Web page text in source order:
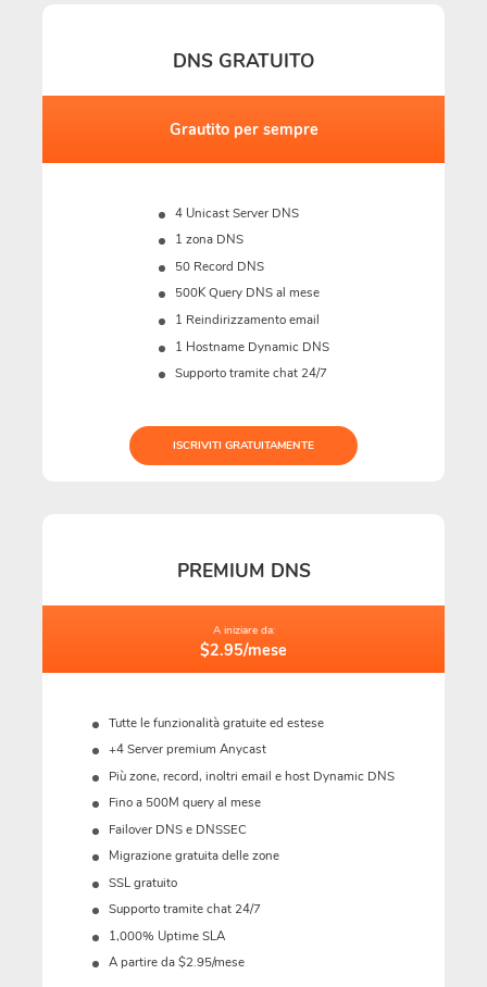
DNS GRATUITO
Grautito per sempre
4 Unicast Server DNS
1 zona DNS
50 Record DNS
500K Query DNS al mese
1 Reindirizzamento email
1 Hostname Dynamic DNS
Supporto tramite chat 24/7
ISCRIVITI GRATUITAMENTE
PREMIUM DNS
A iniziare da:
$2.95/mese
Tutte le funzionalità gratuite ed estese
+4 Server premium Anycast
Più zone, record, inoltri email e host Dynamic DNS
Fino a 500M query al mese
Failover DNS e DNSSEC
Migrazione gratuita delle zone
SSL gratuito
Supporto tramite chat 24/7
1,000% Uptime SLA
A partire da $2.95/mese